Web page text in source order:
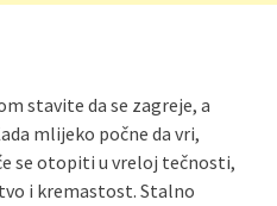
stavite da se zagreje, a
mlijeko počne da vri,
se otopiti u vreloj tečnosti,
i kremastost. Stalno